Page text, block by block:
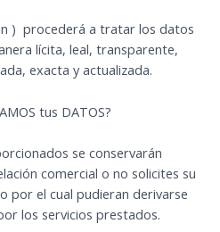
) procederá a tratar los datos
lícita, leal, transparente,
exacta y actualizada.
tus DATOS?
se conservarán
comercial o no solicites su
por el cual pudieran derivarse
los servicios prestados.